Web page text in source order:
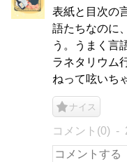
表紙と目次の
語たちなのに
う。うまく言
ラネタリウム
ねって呟いち
ナイス
コメント(0)